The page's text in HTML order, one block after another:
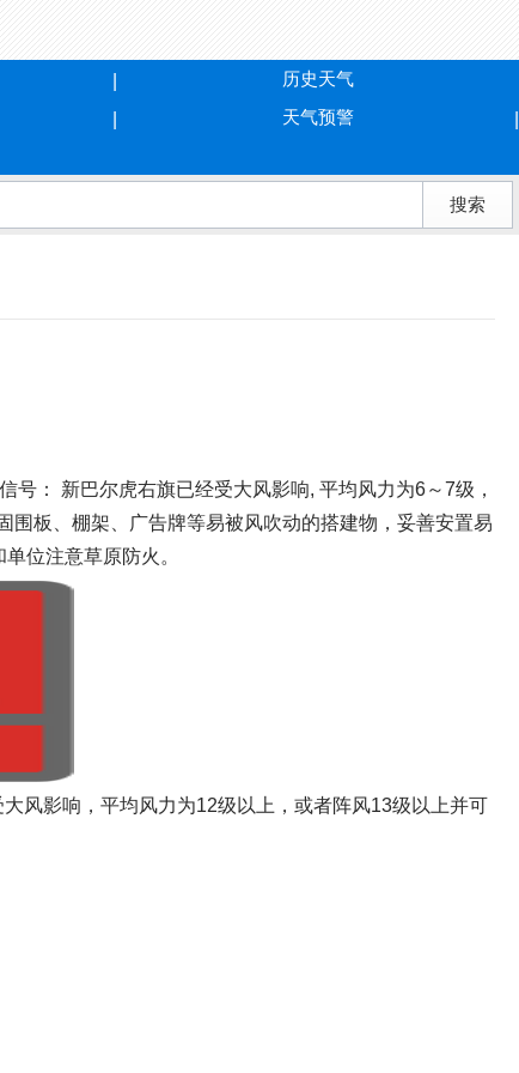
历史天气
天气预警
： 新巴尔虎右旗已经受大风影响, 平均风力为6～7级，
围板、棚架、广告牌等易被风吹动的搭建物，妥善安置易
位注意草原防火。
风影响，平均风力为12级以上，或者阵风13级以上并可